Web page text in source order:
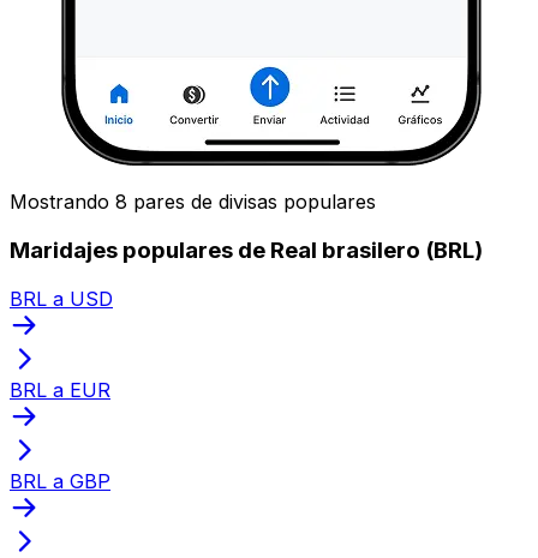
Mostrando 8 pares de divisas populares
Maridajes populares de Real brasilero (BRL)
BRL a USD
BRL a EUR
BRL a GBP